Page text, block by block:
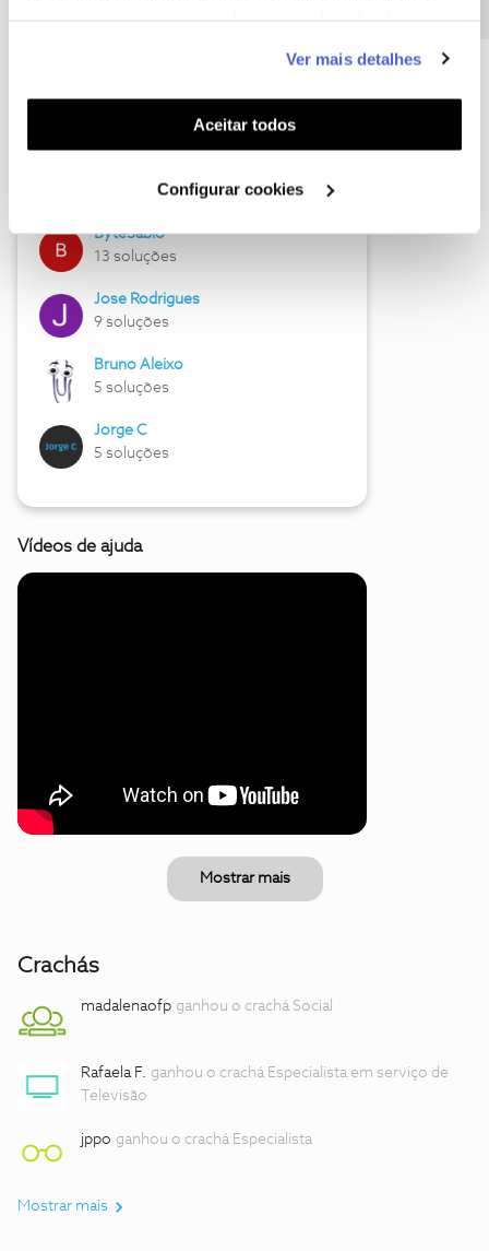
funcionalidades (cookies de personalização e
funcionalidade) e adaptar anúncios aos seus interesses
(cookies de publicidade personalizada). Pode gerir a
utilização dos cookies clicando em "Configurar
Ver mais detalhes
Aceitar todos
Configurar cookies
Hall of Fame de julho
17 soluções
ByteSábio
13 soluções
Jose Rodrigues
9 soluções
Bruno Aleixo
5 soluções
Jorge C
5 soluções
Vídeos de ajuda
Mostrar mais
Crachás
madalenaofp ganhou o crachá Social
Rafaela F. ganhou o crachá Especialista em serviço de
Televisão
jppo ganhou o crachá Especialista
Mostrar mais